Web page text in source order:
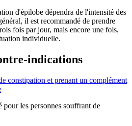
d'épilobe dépendra de l'intensité des
il est recommandé de prendre
fois par jour, mais encore une fois,
individuelle.
indications
les personnes souffrant de